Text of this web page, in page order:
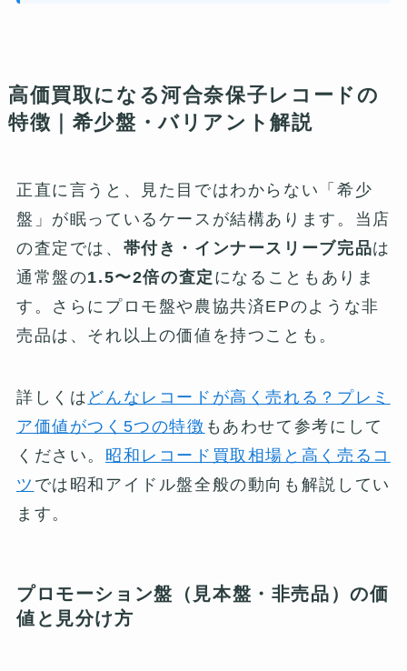
高価買取になる河合奈保子レコードの
特徴｜希少盤・バリアント解説
正直に言うと、見た目ではわからない「希少
盤」が眠っているケースが結構あります。当店
の査定では、 帯付き・インナースリーブ完品は
通常盤の1.5〜2倍の査定 になることもありま
す。さらにプロモ盤や農協共済EPのような非
売品は、それ以上の価値を持つことも。
詳しくは どんなレコードが高く売れる？プレミ
ア価値がつく5つの特徴 もあわせて参考にして
ください。 昭和レコード買取相場と高く売るコ
ツ では昭和アイドル盤全般の動向も解説してい
ます。
プロモーション盤（見本盤・非売品）の価
値と見分け方